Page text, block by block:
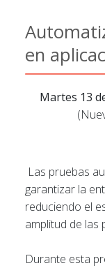
en
Martes 13
Las pruebas
garantizar la
reduciendo el
amplitud de las
Durante esta